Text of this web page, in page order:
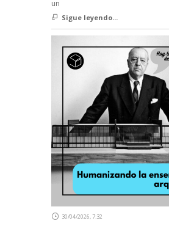
un
Sigue leyendo...
30/04/2026, 7:32